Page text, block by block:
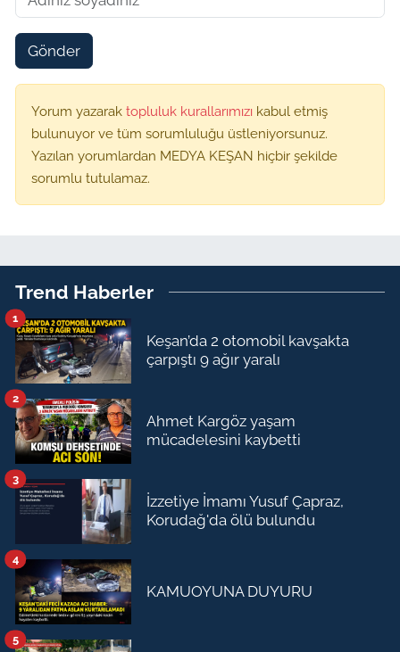
Gönder
Yorum yazarak topluluk kurallarımızı kabul etmiş
bulunuyor ve tüm sorumluluğu üstleniyorsunuz.
Yazılan yorumlardan MEDYA KEŞAN hiçbir şekilde
sorumlu tutulamaz.
Trend Haberler
Keşan’da 2 otomobil kavşakta
çarpıştı 9 ağır yaralı
1
Ahmet Kargöz yaşam
mücadelesini kaybetti
2
İzzetiye İmamı Yusuf Çapraz,
Korudağ'da ölü bulundu
3
KAMUOYUNA DUYURU
4
5